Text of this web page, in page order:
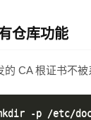
仓库功能
的 CA 根证书不
-p /etc/